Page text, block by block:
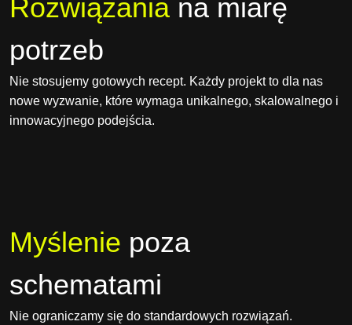
Rozwiązania na miarę
potrzeb
Nie stosujemy gotowych recept. Każdy projekt to dla nas
nowe wyzwanie, które wymaga unikalnego, skalowalnego i
innowacyjnego podejścia.
Myślenie poza
schematami
Nie ograniczamy się do standardowych rozwiązań.